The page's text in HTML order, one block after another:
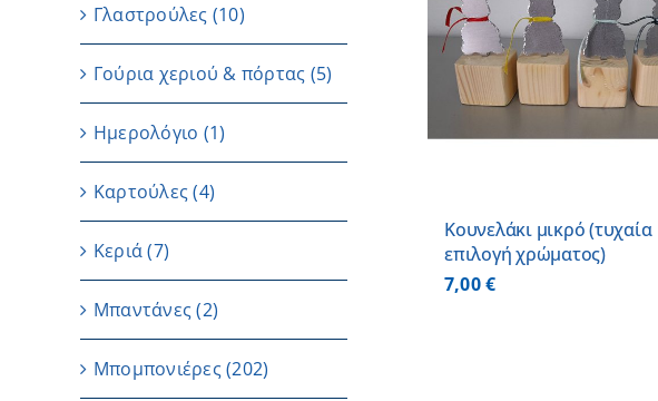
ΠΡΟΣΘΗΚΗ ΣΤΟ ΚΑΛΑΘΙ
ΛΕΠΤΟΜΕΡΕΙΕΣ
Κουνελάκι μικρό (τυχαία
επιλογή χρώματος)
7,00€
Γλαστρούλες (10)
Γούρια χεριού & πόρτας (5)
Ημερολόγιο (1)
Καρτούλες (4)
Κεριά (7)
Μπαντάνες (2)
Μπομπονιέρες(202)